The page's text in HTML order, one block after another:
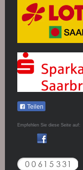
Teilen
Empfehlen Sie diese Seite auf: